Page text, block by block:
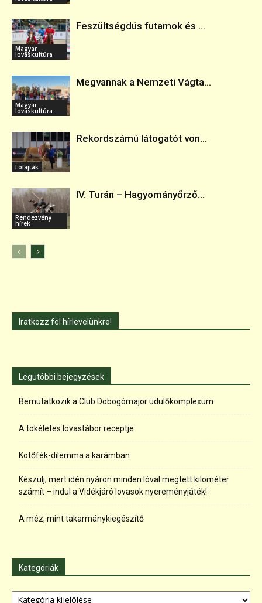
Magyar
lovaskultúra
Feszültségdús futamok és ...
Magyar
lovaskultúra
Megvannak a Nemzeti Vágta...
Lófajták
Rekordszámú látogatót von...
Rendezvény
hírek
IV. Turán – Hagyományőrző...
Iratkozz fel hírlevelünkre!
Legutóbbi bejegyzések
Bemutatkozik a Club Dobogómajor üdülőkomplexum
A tökéletes lovastábor receptje
Kötőfék-dilemma a karámban
Készülj, mert idén nyáron minden lóval megtett kilométer
számít – indul a Vidékjáró lovasok nyereményjáték!
A méz, mint takarmánykiegészítő
Kategóriák
Kategóriák